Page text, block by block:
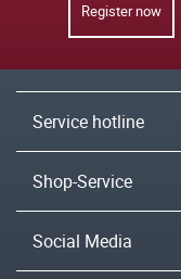
Register now
Service hotline
Shop-Service
Social Media